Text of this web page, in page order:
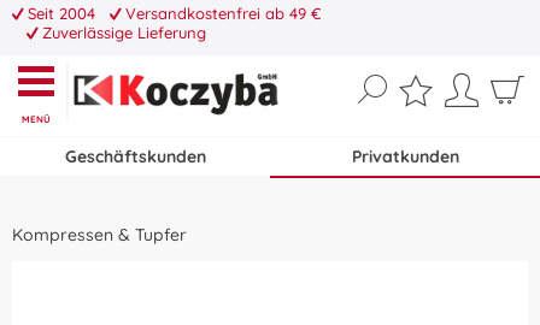
Seit 2004
Versandkostenfrei ab 49 €
Zuverlässige Lieferung
MENÜ
Geschäftskunden Privatkunden
Kompressen & Tupfer